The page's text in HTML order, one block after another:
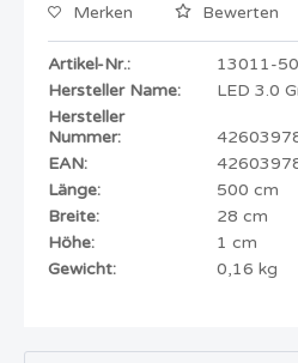
Merken Bewerten
Artikel-Nr.:
13011-
Hersteller Name:
LED 3.0
Hersteller
Nummer:
EAN:
Länge:
500 cm
Breite:
28 cm
Höhe:
1 cm
Gewicht:
0,16 kg